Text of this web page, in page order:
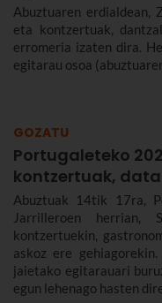
Abuztuaren erdialdean,
eta kontzertuak,
erromeria izaten dira.
egitarau osoa
GOZATU
Portugaleteko
kontzertuak,
Abuztuak 14tik 17ra,
Jarrilleroen herrian,
kontzertuekin,
askoz ere
jaietako egitarauari
egun lehenago hasten